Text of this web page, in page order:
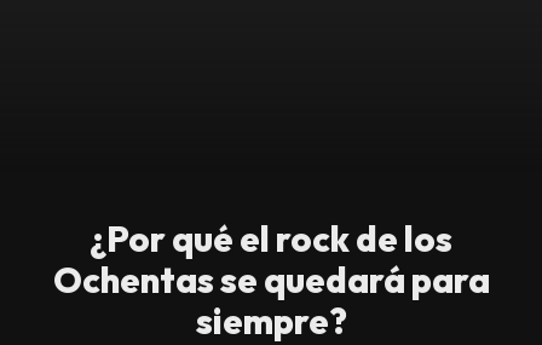
¿Por qué el rock de los
Ochentas se quedará para
siempre?